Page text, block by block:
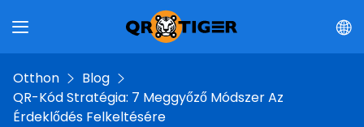
Otthon
Blog
QR-Kód Stratégia: 7 Meggyőző Módszer Az
Érdeklődés Felkeltésére